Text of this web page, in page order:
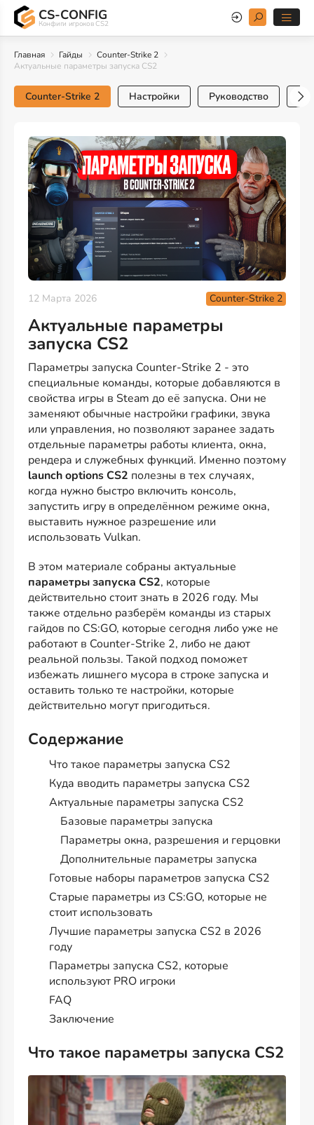
CS-CONFIG
Конфиги игроков CS2
Главная Гайды
Counter-Strike 2
Актуальные параметры запуска CS2
Counter-Strike 2 Настройки Руководство
12 Марта 2026 Counter-Strike 2
Актуальные параметры
запуска CS2
Параметры запуска Counter-Strike 2 - это
специальные команды, которые добавляются в
свойства игры в Steam до её запуска. Они не
заменяют обычные настройки графики, звука
или управления, но позволяют заранее задать
отдельные параметры работы клиента, окна,
рендера и служебных функций. Именно поэтому
launch options CS2 полезны в тех случаях,
когда нужно быстро включить консоль,
запустить игру в определённом режиме окна,
выставить нужное разрешение или
использовать Vulkan.
В этом материале собраны актуальные
параметры запуска CS2, которые
действительно стоит знать в 2026 году. Мы
также отдельно разберём команды из старых
гайдов по CS:GO, которые сегодня либо уже не
работают в Counter-Strike 2, либо не дают
реальной пользы. Такой подход поможет
избежать лишнего мусора в строке запуска и
оставить только те настройки, которые
действительно могут пригодиться.
Содержание
Что такое параметры запуска CS2
Куда вводить параметры запуска CS2
Актуальные параметры запуска CS2
Базовые параметры запуска
Параметры окна, разрешения и герцовки
Дополнительные параметры запуска
Готовые наборы параметров запуска CS2
Старые параметры из CS:GO, которые не
стоит использовать
Лучшие параметры запуска CS2 в 2026
году
Параметры запуска CS2, которые
используют PRO игроки
FAQ
Заключение
Что такое параметры запуска CS2